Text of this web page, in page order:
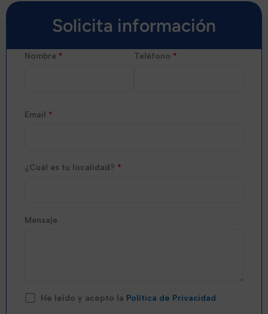
Solicita información
Nombre * Teléfono *
Email *
¿Cuál es tu localidad? *
Mensaje
He leído y acepto la Política de Privacidad